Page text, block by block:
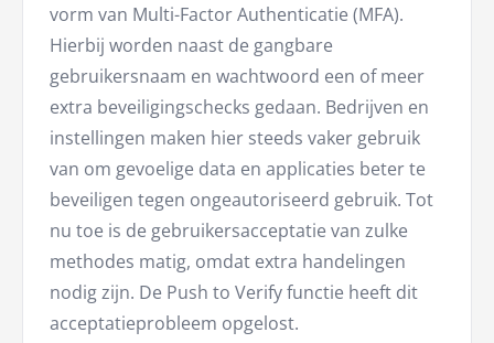
vorm van Multi-Factor Authenticatie (MFA).
Hierbij worden naast de gangbare
gebruikersnaam en wachtwoord een of meer
extra beveiligingschecks gedaan. Bedrijven en
instellingen maken hier steeds vaker gebruik
van om gevoelige data en applicaties beter te
beveiligen tegen ongeautoriseerd gebruik. Tot
nu toe is de gebruikersacceptatie van zulke
methodes matig, omdat extra handelingen
nodig zijn. De Push to Verify functie heeft dit
acceptatieprobleem opgelost.